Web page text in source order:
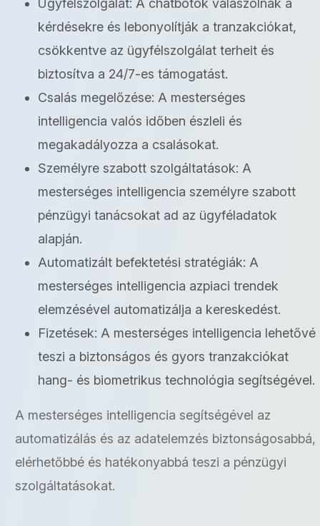
Ügyfélszolgálat: A chatbotok válaszolnak a
kérdésekre és lebonyolítják a tranzakciókat,
csökkentve az ügyfélszolgálat terheit és
biztosítva a 24/7-es támogatást.
Csalás megelőzése: A mesterséges
intelligencia valós időben észleli és
megakadályozza a csalásokat.
Személyre szabott szolgáltatások: A
mesterséges intelligencia személyre szabott
pénzügyi tanácsokat ad az ügyféladatok
alapján.
Automatizált befektetési stratégiák: A
mesterséges intelligencia azpiaci trendek
elemzésével automatizálja a kereskedést.
Fizetések: A mesterséges intelligencia lehetővé
teszi a biztonságos és gyors tranzakciókat
hang- és biometrikus technológia segítségével.
A mesterséges intelligencia segítségével az
automatizálás és az adatelemzés biztonságosabbá,
elérhetőbbé és hatékonyabbá teszi a pénzügyi
szolgáltatásokat.